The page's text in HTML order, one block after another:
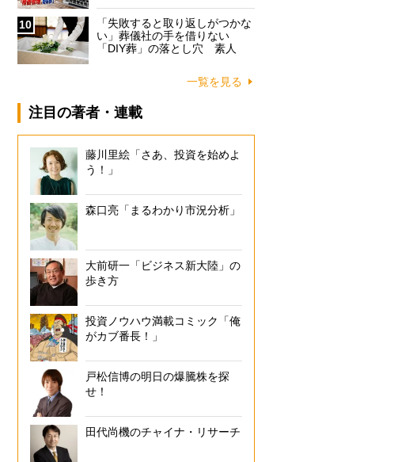
10
「失敗すると取り返しがつかな
い」葬儀社の手を借りない
「DIY葬」の落とし穴 素人
一覧を見る
注目の著者・連載
藤川里絵「さあ、投資を始めよ
う！」
森口亮「まるわかり市況分析」
大前研一「ビジネス新大陸」の
歩き方
投資ノウハウ満載コミック「俺
がカブ番長！」
戸松信博の明日の爆騰株を探
せ！
田代尚機のチャイナ・リサーチ